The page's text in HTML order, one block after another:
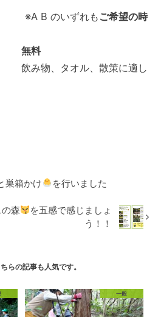
ずれも ご希望の時
無料
み物、タオル、散策に適し
巣箱かけ を行いました
森
を五感で感じましょ
う！！
らの記事も人気です。
一般